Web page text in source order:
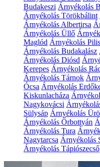
Budakeszi Árnyékolás
Árnyékolás Törökbálint
Árnyékolás Albertirsa
Árnyékolás Üllő
Maglód Árnyékolás Pilis
Árnyékolás Budakalász
Árnyékolás Diósd
Kerepes Árnyékolás
Árnyékolás Tárnok
Ócsa Árnyékolás
Kiskunlacháza
Nagykovácsi
Sülysáp Árnyékolás
Árnyékolás Őrbottyán
Árnyékolás Tura
Nagytarcsa Árnyékolás
Árnyékolás Tápiószecső